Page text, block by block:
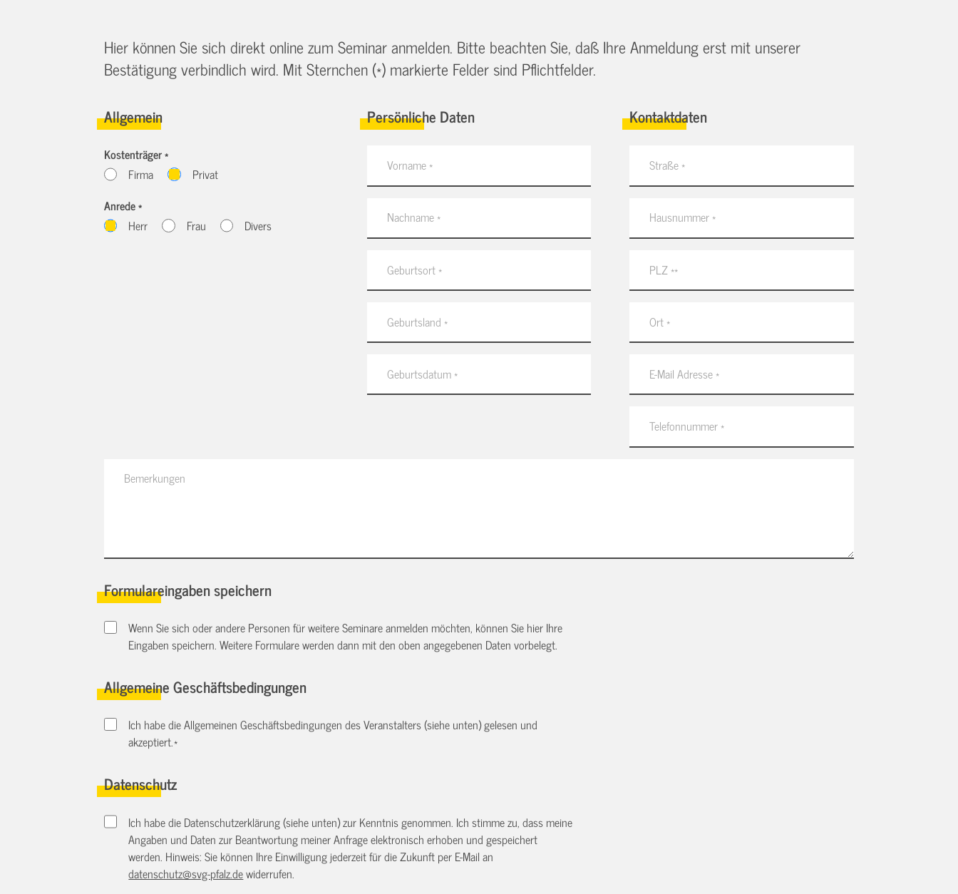
Hier können Sie sich direkt online zum Seminar anmelden. Bitte beachten Sie, daß Ihre Anmeldung erst mit unserer
Bestätigung verbindlich wird. Mit Sternchen (*) markierte Felder sind Pflichtfelder.
Allgemein
Kostenträger *
Firma
Privat
Anrede *
Herr
Frau Divers
Persönliche Daten Kontaktdaten
Formulareingaben speichern
Wenn Sie sich oder andere Personen für weitere Seminare anmelden möchten, können Sie hier Ihre
Eingaben speichern. Weitere Formulare werden dann mit den oben angegebenen Daten vorbelegt.
Allgemeine Geschäftsbedingungen
Ich habe die Allgemeinen Geschäftsbedingungen des Veranstalters (siehe unten) gelesen und
akzeptiert.*
Datenschutz
Ich habe die Datenschutzerklärung (siehe unten) zur Kenntnis genommen. Ich stimme zu, dass meine
Angaben und Daten zur Beantwortung meiner Anfrage elektronisch erhoben und gespeichert
werden. Hinweis: Sie können Ihre Einwilligung jederzeit für die Zukunft per E-Mail an
datenschutz@svg-pfalz.dewiderrufen.